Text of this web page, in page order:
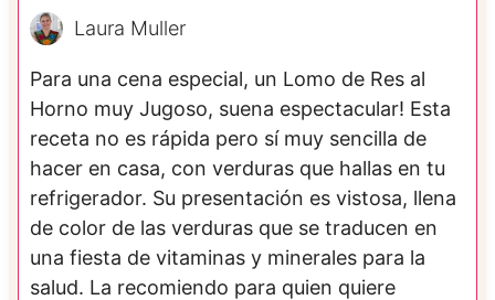
Laura Muller
Para una cena especial, un Lomo de Res al
Horno muy Jugoso, suena espectacular! Esta
receta no es rápida pero sí muy sencilla de
hacer en casa, con verduras que hallas en tu
refrigerador. Su presentación es vistosa, llena
de color de las verduras que se traducen en
una fiesta de vitaminas y minerales para la
salud. La recomiendo para quien quiere